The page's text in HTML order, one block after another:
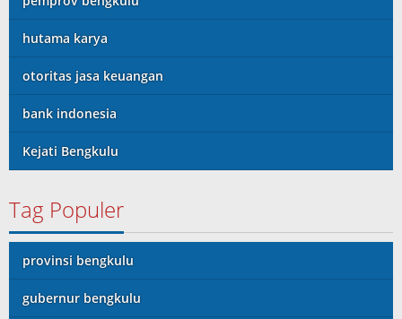
hutama karya
otoritas jasa keuangan
bank indonesia
Kejati Bengkulu
Tag Populer
provinsi bengkulu
gubernur bengkulu